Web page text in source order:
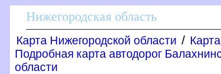
Нижегородская область
Карта Нижегородской области /
Подробная карта автодорог
области